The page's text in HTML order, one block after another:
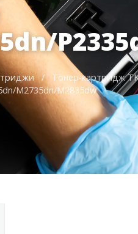
/
Тонер-картридж
M2735dn/M2835dw